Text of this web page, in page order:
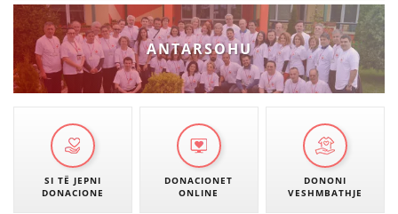
ANTARSOHU
SI TË JEPNI
DONACIONE
DONACIONET
ONLINE
DONONI
VESHMBATHJE